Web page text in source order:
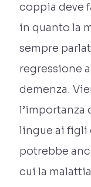
coppia deve
in quanto la
sempre
regressione
demenza.
l’importanza
lingue ai figli
potrebbe
cui la